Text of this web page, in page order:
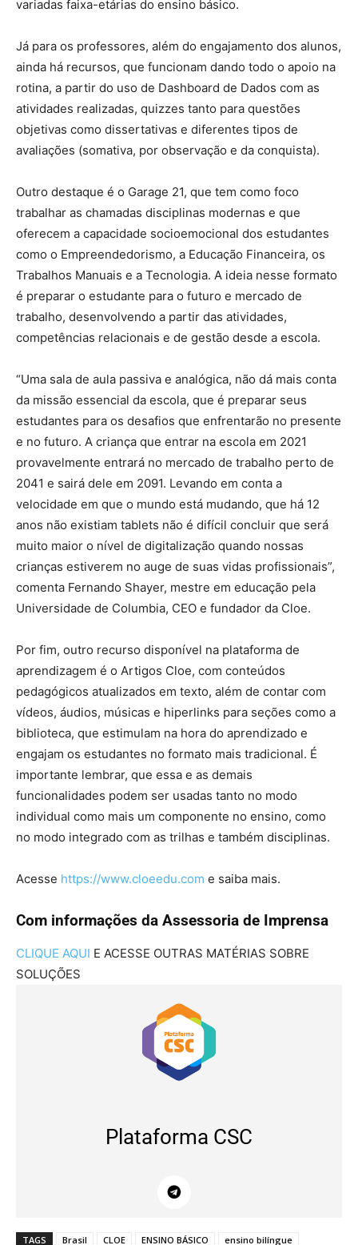
variadas faixa-etárias do ensino básico.
Já para os professores, além do engajamento dos alunos,
ainda há recursos, que funcionam dando todo o apoio na
rotina, a partir do uso de Dashboard de Dados com as
atividades realizadas, quizzes tanto para questões
objetivas como dissertativas e diferentes tipos de
avaliações (somativa, por observação e da conquista).
Outro destaque é o Garage 21, que tem como foco
trabalhar as chamadas disciplinas modernas e que
oferecem a capacidade socioemocional dos estudantes
como o Empreendedorismo, a Educação Financeira, os
Trabalhos Manuais e a Tecnologia. A ideia nesse formato
é preparar o estudante para o futuro e mercado de
trabalho, desenvolvendo a partir das atividades,
competências relacionais e de gestão desde a escola.
“Uma sala de aula passiva e analógica, não dá mais conta
da missão essencial da escola, que é preparar seus
estudantes para os desafios que enfrentarão no presente
e no futuro. A criança que entrar na escola em 2021
provavelmente entrará no mercado de trabalho perto de
2041 e sairá dele em 2091. Levando em conta a
velocidade em que o mundo está mudando, que há 12
anos não existiam tablets não é difícil concluir que será
muito maior o nível de digitalização quando nossas
crianças estiverem no auge de suas vidas profissionais”,
comenta Fernando Shayer, mestre em educação pela
Universidade de Columbia, CEO e fundador da Cloe.
Por fim, outro recurso disponível na plataforma de
aprendizagem é o Artigos Cloe, com conteúdos
pedagógicos atualizados em texto, além de contar com
vídeos, áudios, músicas e hiperlinks para seções como a
biblioteca, que estimulam na hora do aprendizado e
engajam os estudantes no formato mais tradicional. É
importante lembrar, que essa e as demais
funcionalidades podem ser usadas tanto no modo
individual como mais um componente no ensino, como
no modo integrado com as trilhas e também disciplinas.
Acesse https://www.cloeedu.com e saiba mais.
Com informações da Assessoria de Imprensa
CLIQUE AQUI E ACESSE OUTRAS MATÉRIAS SOBRE
SOLUÇÕES
Plataforma CSC
TAGS Brasil CLOE ENSINO BÁSICO
ensino bilíngue